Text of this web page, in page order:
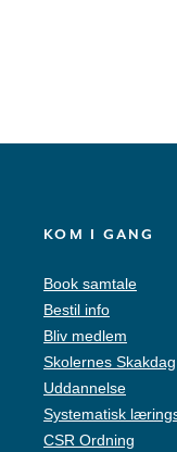
KOM I GANG
Book samtale
Bestil info
Bliv medlem
Skolernes Skakdag
Uddannelse
Systematisk
CSR Ordning